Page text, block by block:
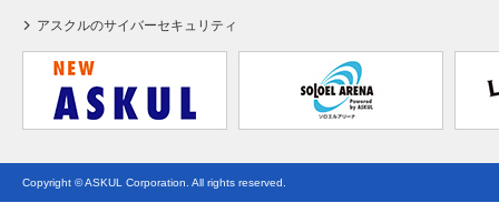
アスクルのサイバーセキュリティ
Copyright © ASKUL Corporation. All rights reserved.